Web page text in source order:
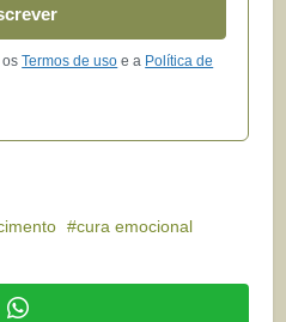
osTermos de uso e a Política de
cura emocional